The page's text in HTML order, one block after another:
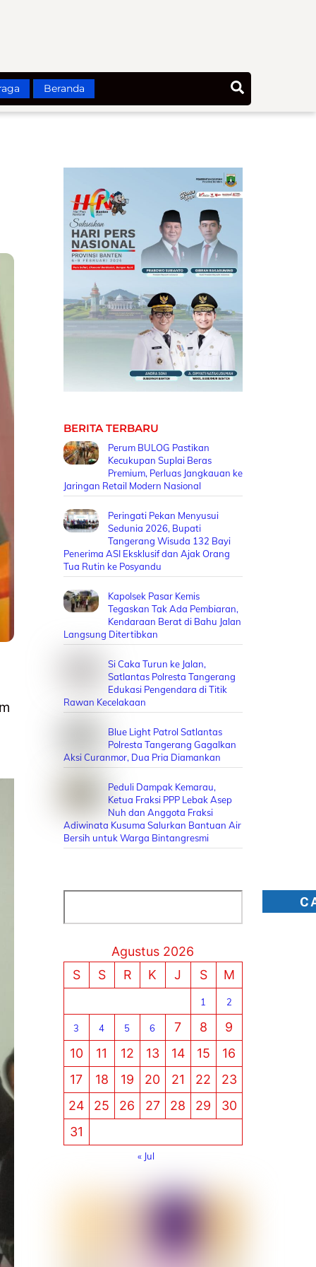
Beranda
BERITA TERBARU
Perum BULOG Pastikan
Kecukupan Suplai Beras
Premium, Perluas Jangkauan ke
Jaringan Retail Modern Nasional
Peringati Pekan Menyusui
Sedunia 2026, Bupati
Tangerang Wisuda 132 Bayi
Penerima ASI Eksklusif dan Ajak Orang
Tua Rutin ke Posyandu
Kapolsek Pasar Kemis
Tegaskan Tak Ada Pembiaran,
Kendaraan Berat di Bahu Jalan
Langsung Ditertibkan
Si Caka Turun ke Jalan,
Satlantas Polresta Tangerang
Edukasi Pengendara di Titik
Rawan Kecelakaan
Blue Light Patrol Satlantas
Polresta Tangerang Gagalkan
Aksi Curanmor, Dua Pria Diamankan
Peduli Dampak Kemarau,
Ketua Fraksi PPP Lebak Asep
Nuh dan Anggota Fraksi
Adiwinata Kusuma Salurkan Bantuan Air
Bersih untuk Warga Bintangresmi
Agustus 2026
S
S R K J S M
1 2
3 4 5 6 7 8
9
10
11 12 13 14 15
16
17
18 19 20 21 22
23
24
25 26 27 28 29
30
31
« Jul